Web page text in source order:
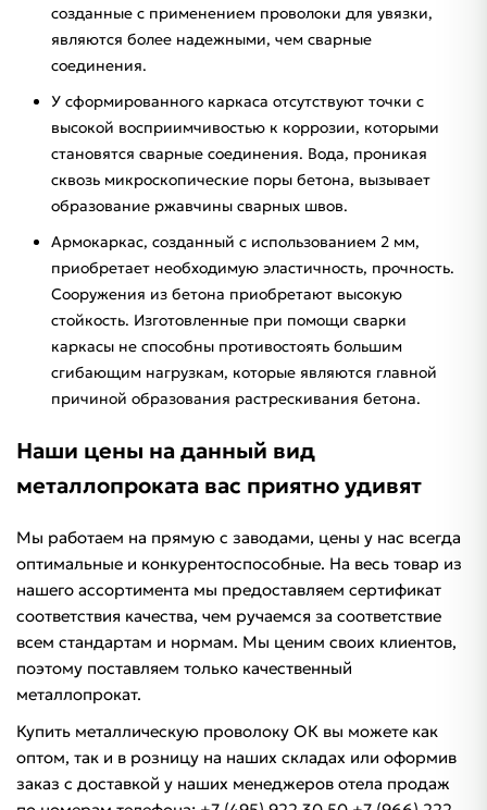
созданные с применением проволоки для увязки,
являются более надежными, чем сварные
соединения.
У сформированного каркаса отсутствуют точки с
высокой восприимчивостью к коррозии, которыми
становятся сварные соединения. Вода, проникая
сквозь микроскопические поры бетона, вызывает
образование ржавчины сварных швов.
Армокаркас, созданный с использованием 2 мм,
приобретает необходимую эластичность, прочность.
Сооружения из бетона приобретают высокую
стойкость. Изготовленные при помощи сварки
каркасы не способны противостоять большим
сгибающим нагрузкам, которые являются главной
причиной образования растрескивания бетона.
Наши цены на данный вид
металлопроката вас приятно удивят
Мы работаем на прямую с заводами, цены у нас всегда
оптимальные и конкурентоспособные. На весь товар из
нашего ассортимента мы предоставляем сертификат
соответствия качества, чем ручаемся за соответствие
всем стандартам и нормам. Мы ценим своих клиентов,
поэтому поставляем только качественный
металлопрокат.
Купить металлическую проволоку ОК вы можете как
оптом, так и в розницу на наших складах или оформив
заказ с доставкой у наших менеджеров отела продаж